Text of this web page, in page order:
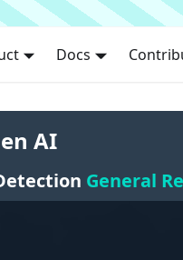
Docs
AI
General